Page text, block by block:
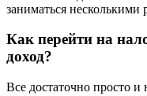
заниматься несколькими
Как перейти на
доход?
Все достаточно просто и